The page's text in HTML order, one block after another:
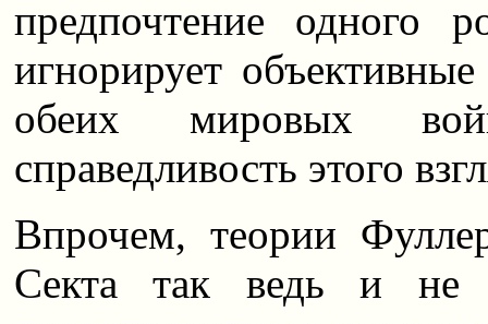
предпочтение одного
игнорирует
обеих мировых
справедливость этого
Впрочем, теории
Секта так ведь и не